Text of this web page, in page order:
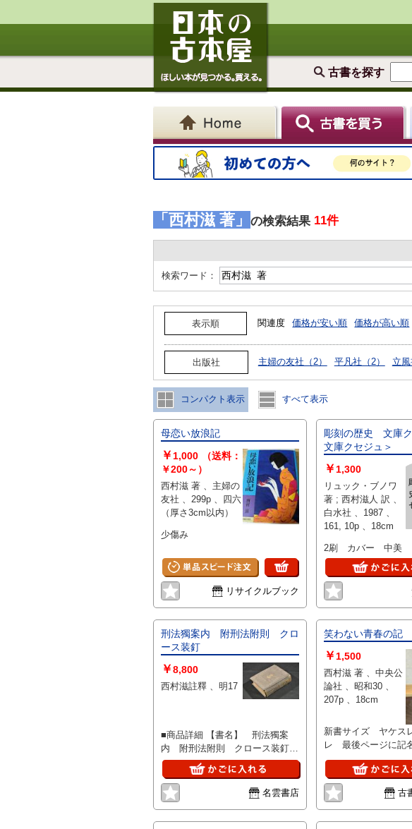
古書を探す
「西村滋 著」 の検索結果 11件
検索ワード：
表示順 関連度 価格が安い順 価格が高い順
出版社 主婦の友社（2） 平凡社（2） 立風
コンパクト表示 すべて表示
母恋い放浪記
￥ 1,000
（送料：
￥200～）
西村滋 著 、主婦の
友社 、299p 、四六
（厚さ3cm以内）
少傷み
リサイクルブック
彫刻の歴史 文庫ク
文庫クセジュ＞
￥ 1,300
リュック・ブノワ
著 ; 西村滋人 訳 、
白水社 、1987 、
161, 10p 、18cm
2刷 カバー 中美
刑法獨案内 附刑法附則 クロ
ース装釘
￥8,800
西村滋註釋 、明17
■商品詳細 【書名】 刑法獨案
内 附刑法附則 クロース装釘
【巻冊】 袖珍判一册 【著
者】 西村滋註釋 【成立】 明
17 ★ 東生瓶次郎・東生銕五郎
出版 ★ 杉山哲理校閲
名雲書店
笑わない青春の記
￥ 1,500
西村滋 著 、中央公
論社 、昭和30 、
207p 、18cm
新書サイズ ヤケス
レ 最後ページに記
古